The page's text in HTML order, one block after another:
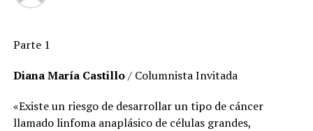
Parte 1
Diana María Castillo/ Columnista Invitada
«Existe un riesgo de desarrollar un tipo de cáncer
llamado linfoma anaplásico de células grandes,